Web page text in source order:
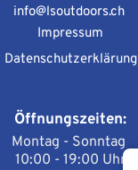
info@lsoutdoors.ch
Impressum
Datenschutzerklärung
Öffnungszeiten:
Montag - Sonntag
10:00 - 19:00 Uhr